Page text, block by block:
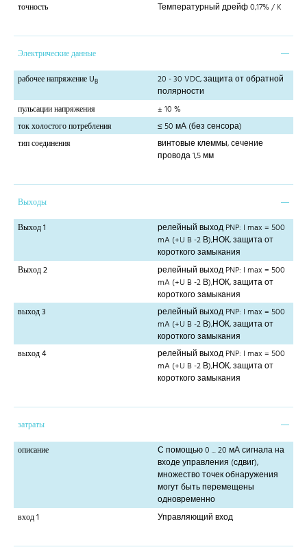
точность
Температурный дрейф 0,17% / K
Электрические данные
рабочее напряжение UB
20 - 30 VDC, защита от обратной
полярности
пульсации напряжения
± 10 %
ток холостого потребления
≤ 50 мА (без сенсора)
тип соединения
винтовые клеммы, сечение
провода 1,5 мм
Выходы
Выход 1
релейный выход PNP: I max = 500
mA (+U B -2 В),НОК, защита от
короткого замыкания
Выход 2
релейный выход PNP: I max = 500
mA (+U B -2 В),НОК, защита от
короткого замыкания
выход 3
релейный выход PNP: I max = 500
mA (+U B -2 В),НОК, защита от
короткого замыкания
выход 4
релейный выход PNP: I max = 500
mA (+U B -2 В),НОК, защита от
короткого замыкания
затраты
описание
С помощью 0 ... 20 мА сигнала на
входе управления (сдвиг),
множество точек обнаружения
могут быть перемещены
одновременно
вход 1
Управляющий вход